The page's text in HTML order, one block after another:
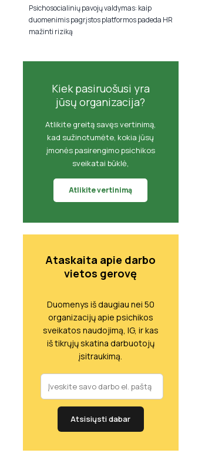
Psichosocialinių pavojų valdymas: kaip
duomenimis pagrįstos platformos padeda HR
mažinti riziką
Kiek pasiruošusi yra
jūsų organizacija?
Atlikite greitą savęs vertinimą,
kad sužinotumėte, kokia jūsų
įmonės pasirengimo psichikos
sveikatai būklė,
Atlikite vertinimą
Ataskaita apie darbo
vietos gerovę
Duomenys iš daugiau nei 50
organizacijų apie psichikos
sveikatos naudojimą, IG, ir kas
iš tikrųjų skatina darbuotojų
įsitraukimą.
Atsisiųsti dabar